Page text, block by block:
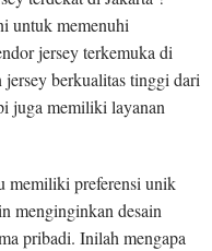
untuk memenuhi
jersey terkemuka di
berkualitas tinggi dari
juga memiliki layanan
memiliki preferensi unik
menginginkan desain
pribadi. Inilah mengapa